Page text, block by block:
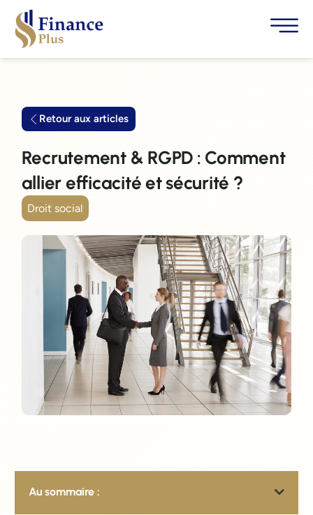
Retour aux articles
Recrutement & RGPD : Comment
allier efficacité et sécurité ?
Droit social
Au sommaire :